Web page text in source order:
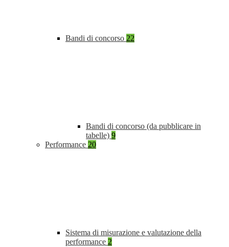
Bandi di concorso 22
Bandi di concorso (da pubblicare in
tabelle) 9
Performance 20
Sistema di misurazione e valutazione della
performance 2